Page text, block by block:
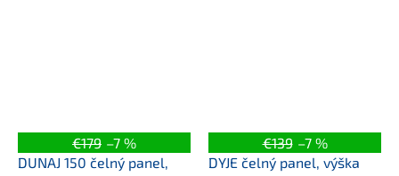
€179 –7 %
DUNAJ 150 čelný panel,
€139 –7 %
DYJE čelný panel, výška